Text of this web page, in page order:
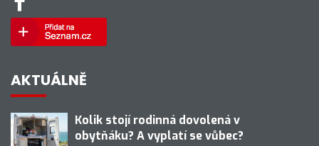
AKTUÁLNĚ
Kolik stojí rodinná dovolená v
obytňáku? A vyplatí se vůbec?